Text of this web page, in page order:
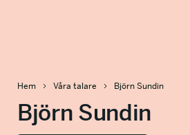
Hem Våra talare Björn Sundin
Björn Sundin